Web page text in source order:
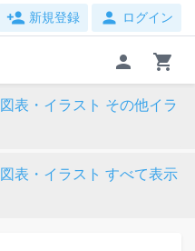
person_add 新規登録 person ログイン
person shopping_cart
図表・イラスト その他イラ
図表・イラスト すべて表示